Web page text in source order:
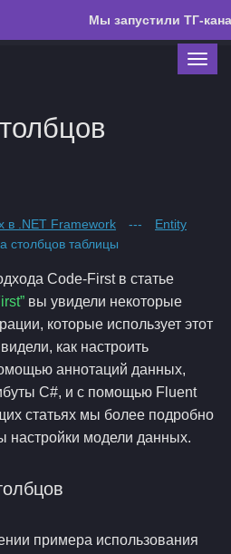
Мы запустили ТГ-
в .NET Framework ---
Entity
столбцов таблицы
Code-First в статье
вы увидели некоторые
которые использует этот
как настроить
аннотаций данных,
C#, и с помощью Fluent
статьях мы более подробно
настройки модели данных.
примера использования